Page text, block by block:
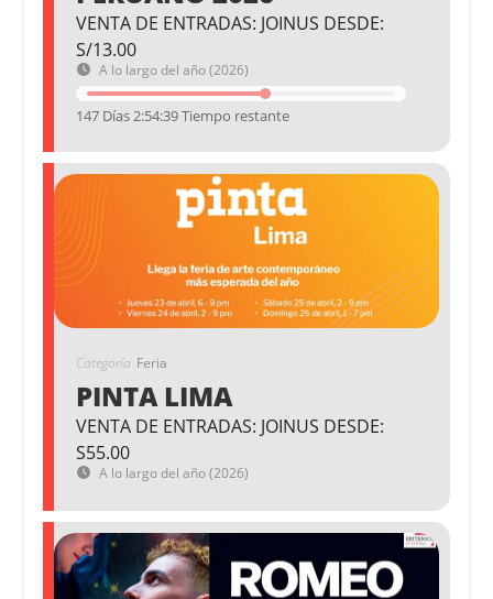
VENTA DE ENTRADAS: JOINUS DESDE:
S/13.00
A lo largo del año (2026)
147 Días 2:54:38 Tiempo restante
Categoría Feria
PINTA LIMA
VENTA DE ENTRADAS: JOINUS DESDE:
S55.00
A lo largo del año (2026)